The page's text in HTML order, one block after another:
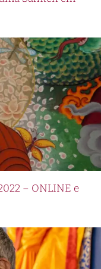
– ONLINE e